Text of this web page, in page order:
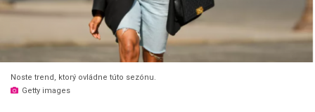
Noste trend, ktorý ovládne túto sezónu.
Getty images